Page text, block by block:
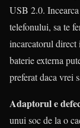
USB 2.0.
telefonului, sa te
incarcatorul direct
baterie externa
preferat daca vrei
Adaptorul e
unui soc de la o